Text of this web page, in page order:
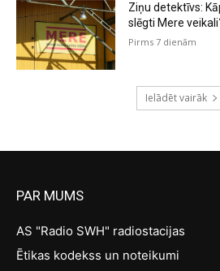
Ziņu detektīvs:
slēgti Mere
Pirms 7 dienām
Ielādēt vairāk
PAR MUMS
AS "Radio SWH" radiostacijas
Ētikas kodekss un noteikumi